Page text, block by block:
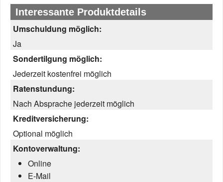
Interessante Produktdetails
Umschuldung möglich:
Ja
Sondertilgung möglich:
Jederzeit kostenfrei möglich
Ratenstundung:
Nach Absprache jederzeit möglich
Kreditversicherung:
Optional möglich
Kontoverwaltung:
Online
E-Mail